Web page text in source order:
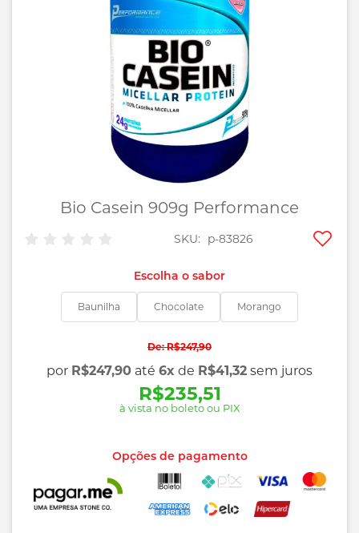
Bio Casein 909g Performance
SKU p-83826
sabor
Baunilha Chocolate Morango
R$247,90
por R$247,90 até 6x de R$41,32 sem juros
R$235,51
à vista no boleto ou PIX
Opções de pagamento
imagens